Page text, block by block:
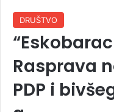
DRUŠTVO
Rasprava
PDP i